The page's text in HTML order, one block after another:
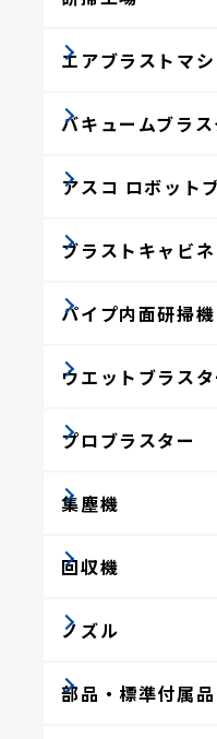
エアブラストマ
バキュームブラス
アスコ ロボット
ブラストキャビ
パイプ内面研掃機
ウエットブラスタ
プロブラスター
集塵機
回収機
ノズル
部品・標準付属品